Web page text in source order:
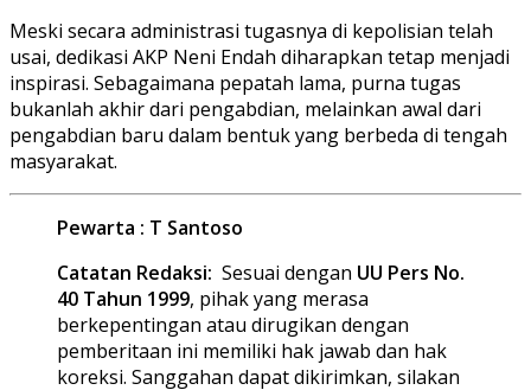
Meski secara administrasi tugasnya di kepolisian telah
usai, dedikasi AKP Neni Endah diharapkan tetap menjadi
inspirasi. Sebagaimana pepatah lama, purna tugas
bukanlah akhir dari pengabdian, melainkan awal dari
pengabdian baru dalam bentuk yang berbeda di tengah
masyarakat.
Pewarta : T Santoso
Catatan Redaksi: Sesuai dengan UU Pers No.
40 Tahun 1999, pihak yang merasa
berkepentingan atau dirugikan dengan
pemberitaan ini memiliki hak jawab dan hak
koreksi. Sanggahan dapat dikirimkan, silakan